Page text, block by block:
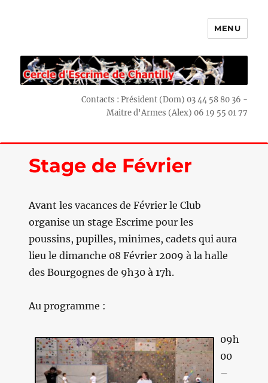
MENU
Contacts : Président (Dom) 03 44 58 80 36 -
Maitre d'Armes (Alex) 06 19 55 01 77
Stage de Février
Avant les vacances de Février le Club
organise un stage Escrime pour les
poussins, pupilles, minimes, cadets qui aura
lieu le dimanche 08 Février 2009 à la halle
des Bourgognes de 9h30 à 17h.
Au programme :
09h
00
–